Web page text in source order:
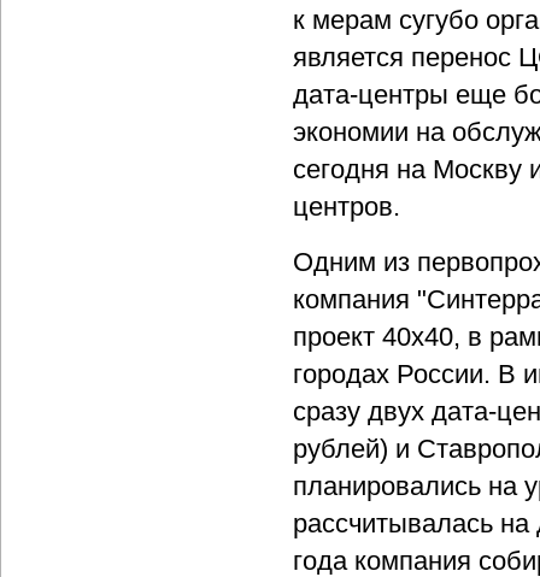
к мерам сугубо
является перенос
дата-центры еще
экономии на
сегодня на Москву
центров.
Одним из
компания
проект 40х40, в
городах России. В
сразу двух дата-
рублей) и
планировались на
рассчитывалась
года компания